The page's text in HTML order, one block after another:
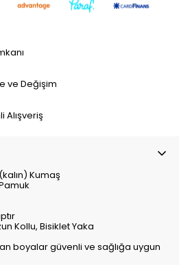
ve Değişim
Alışveriş
Kumaş
Kollu, Bisiklet Yaka
boyalar güvenli ve sağlığa uygun